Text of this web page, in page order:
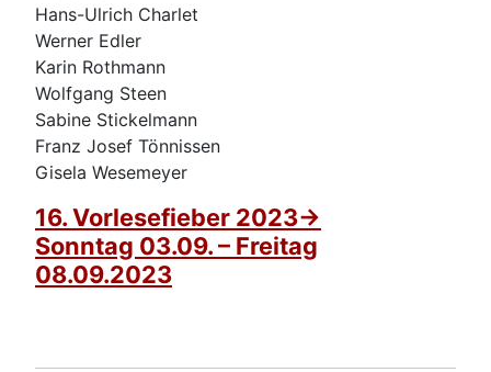
Hans-Ulrich Charlet
Werner Edler
Karin Rothmann
Wolfgang Steen
Sabine Stickelmann
Franz Josef Tönnissen
Gisela Wesemeyer
16. Vorlesefieber 2023->
Sonntag 03.09. – Freitag
08.09.2023